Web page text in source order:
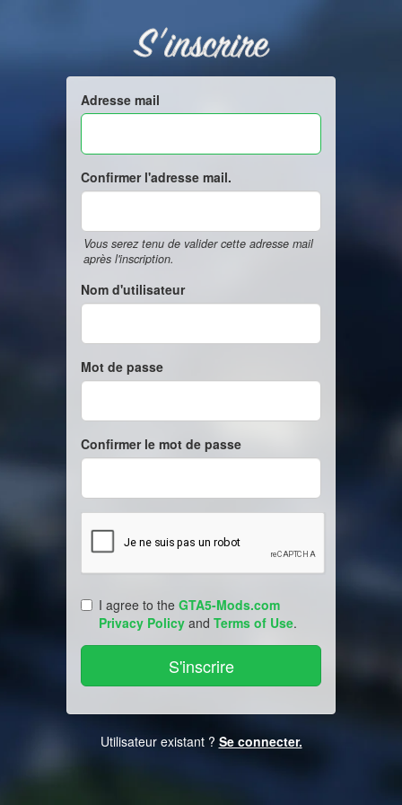
S'inscrire
Adresse mail
Confirmer l'adresse mail.
Vous serez tenu de valider cette adresse mail
après l'inscription.
Nom d'utilisateur
Mot de passe
Confirmer le mot de passe
I agree to the GTA5-Mods.com
Privacy Policy and Terms of Use.
Utilisateur existant ? Se connecter.